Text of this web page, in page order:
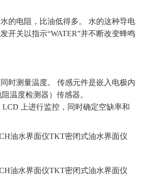
的电阻，比油低得多。 水的这种导电
开关以指示“WATER”并不断改变蜂鸣
时测量温度。 传感元件是嵌入电极内
温度检测器）传感器。
LCD 上进行监控，同时确定空缺率和